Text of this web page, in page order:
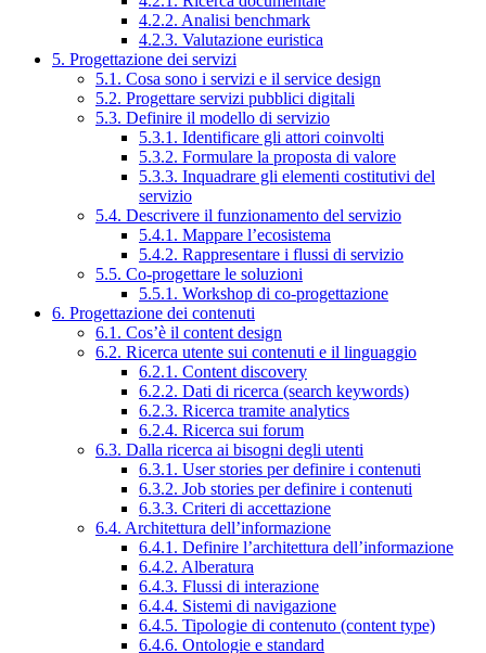
4.2.2. Analisi benchmark
4.2.3. Valutazione euristica
5. Progettazione dei servizi
5.1. Cosa sono i servizi e il service design
5.2. Progettare servizi pubblici digitali
5.3. Definire il modello di servizio
5.3.1. Identificare gli attori coinvolti
5.3.2. Formulare la proposta di valore
5.3.3. Inquadrare gli elementi costitutivi del
servizio
5.4. Descrivere il funzionamento del servizio
5.4.1. Mappare l’ecosistema
5.4.2. Rappresentare i flussi di servizio
5.5. Co-progettare le soluzioni
5.5.1. Workshop di co-progettazione
6. Progettazione dei contenuti
6.1. Cos’è il content design
6.2. Ricerca utente sui contenuti e il linguaggio
6.2.1. Content discovery
6.2.2. Dati di ricerca (search keywords)
6.2.3. Ricerca tramite analytics
6.2.4. Ricerca sui forum
6.3. Dalla ricerca ai bisogni degli utenti
6.3.1. User stories per definire i contenuti
6.3.2. Job stories per definire i contenuti
6.3.3. Criteri di accettazione
6.4. Architettura dell’informazione
6.4.1. Definire l’architettura dell’informazione
6.4.2. Alberatura
6.4.3. Flussi di interazione
6.4.4. Sistemi di navigazione
6.4.5. Tipologie di contenuto (content type)
6.4.6. Ontologie e standard